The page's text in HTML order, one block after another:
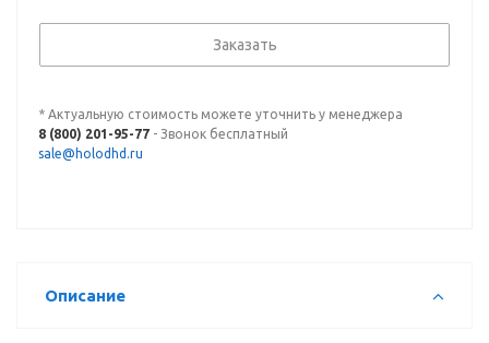
Заказать
* Актуальную стоимость можете уточнить у менеджера
8 (800) 201-95-77 - Звонок бесплатный
sale@holodhd.ru
Описание